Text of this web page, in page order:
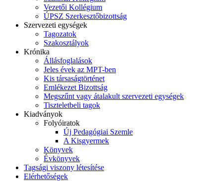
Vezetői Kollégium
ÚPSZ Szerkesztőbizottság
Szervezeti egységek
Tagozatok
Szakosztályok
Krónika
Állásfoglalások
Jeles évek az MPT-ben
Kis társaságtörténet
Emlékezet Bizottság
Megszűnt vagy átalakult szervezeti egységek
Tiszteletbeli tagok
Kiadványok
Folyóiratok
Új Pedagógiai Szemle
A Kisgyermek
Könyvek
Évkönyvek
Tagsági viszony létesítése
Elérhetőségek